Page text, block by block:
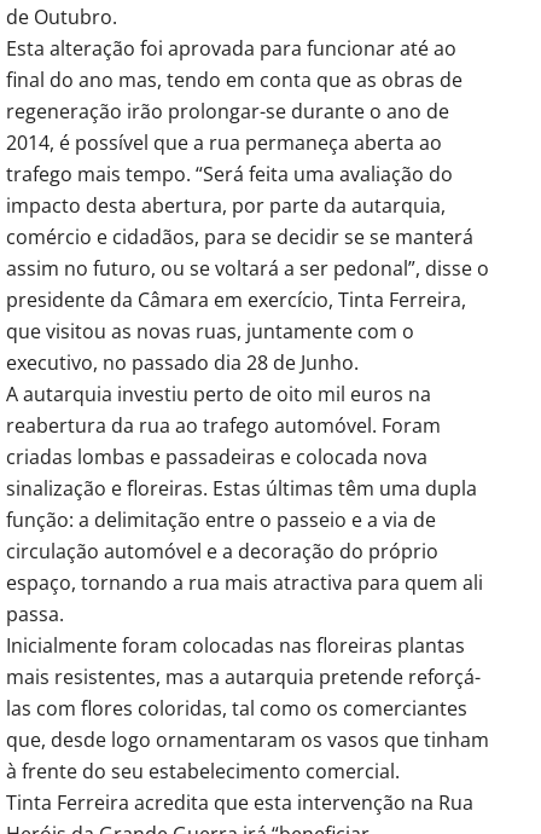
de Outubro.
Esta alteração foi aprovada para funcionar até ao
final do ano mas, tendo em conta que as obras de
regeneração irão prolongar-se durante o ano de
2014, é possível que a rua permaneça aberta ao
trafego mais tempo. “Será feita uma avaliação do
impacto desta abertura, por parte da autarquia,
comércio e cidadãos, para se decidir se se manterá
assim no futuro, ou se voltará a ser pedonal”, disse o
presidente da Câmara em exercício, Tinta Ferreira,
que visitou as novas ruas, juntamente com o
executivo, no passado dia 28 de Junho.
A autarquia investiu perto de oito mil euros na
reabertura da rua ao trafego automóvel. Foram
criadas lombas e passadeiras e colocada nova
sinalização e floreiras. Estas últimas têm uma dupla
função: a delimitação entre o passeio e a via de
circulação automóvel e a decoração do próprio
espaço, tornando a rua mais atractiva para quem ali
passa.
Inicialmente foram colocadas nas floreiras plantas
mais resistentes, mas a autarquia pretende reforçá-
las com flores coloridas, tal como os comerciantes
que, desde logo ornamentaram os vasos que tinham
à frente do seu estabelecimento comercial.
Tinta Ferreira acredita que esta intervenção na Rua